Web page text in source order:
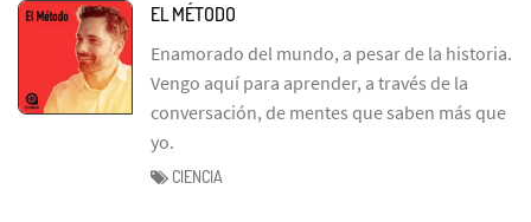
EL MÉTODO
Enamorado del mundo, a pesar de la historia.
Vengo aquí para aprender, a través de la
conversación, de mentes que saben más que
yo.
CIENCIA